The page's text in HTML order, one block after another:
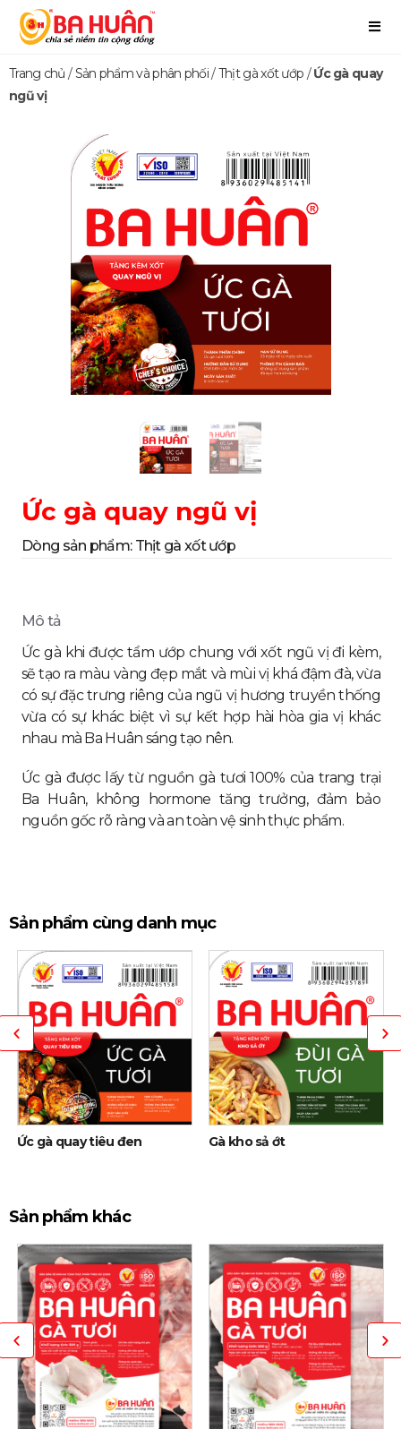
Trang chủ /Sản phẩm và phân phối/Thịt gà xốt ướp /Ức gà quay
ngũ vị
Ức gà quay ngũ vị
Dòng sản phẩm: Thịt gà xốt ướp
Mô tả
Ức gà khi được tẩm ướp chung với xốt ngũ vị đi kèm,
sẽ tạo ra màu vàng đẹp mắt và mùi vị khá đậm đà, vừa
có sự đặc trưng riêng của ngũ vị hương truyền thống
vừa có sự khác biệt vì sự kết hợp hài hòa gia vị khác
nhau mà Ba Huân sáng tạo nên.
Ức gà được lấy từ nguồn gà tươi 100% của trang trại
Ba Huân, không hormone tăng trưởng, đảm bảo
nguồn gốc rõ ràng và an toàn vệ sinh thực phẩm.
Sản phẩm cùng danh mục
Ức gà quay tiêu đen Gà kho sả ớt
Sản phẩm khác